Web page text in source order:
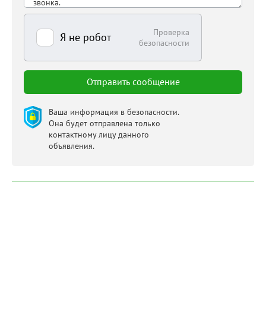
Я не робот
Проверка
безопасности
Ваша информация в безопасности.
Она будет отправлена только
контактному лицу данного
объявления.